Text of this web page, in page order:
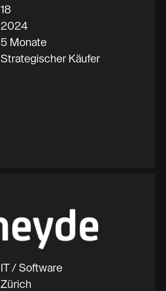
18
2024
5 Monate
Strategischer Käufer
IT / Software
Zürich